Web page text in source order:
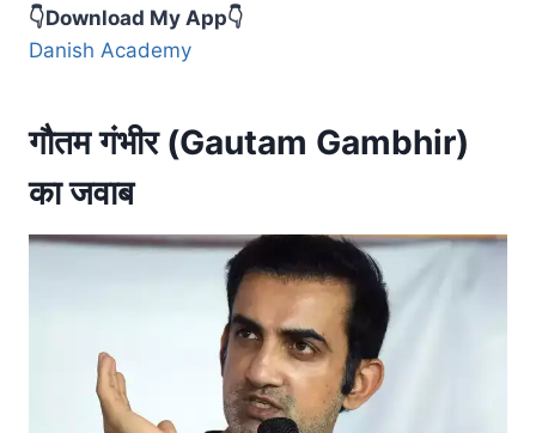
👇Download My App👇
Danish Academy
गौतम गंभीर (Gautam Gambhir)
का जवाब